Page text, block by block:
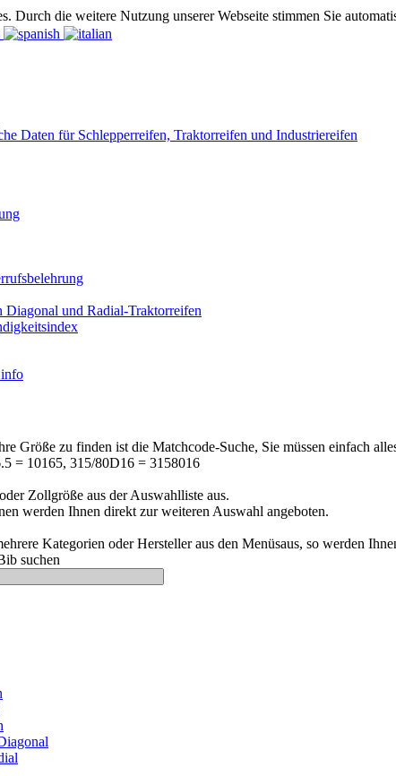
Durch die weitere Nutzung unserer Webseite stimmen Sie
Diagonal und Radial-Traktorreifen
Größe zu finden ist die Matchcode-Suche, Sie müssen einfach
= 10165, 315/80D16 = 3158016
Zollgröße aus der Auswahlliste aus.
werden Ihnen direkt zur weiteren Auswahl angeboten.
Kategorien oder Hersteller aus den Menüsaus, so werden
suchen